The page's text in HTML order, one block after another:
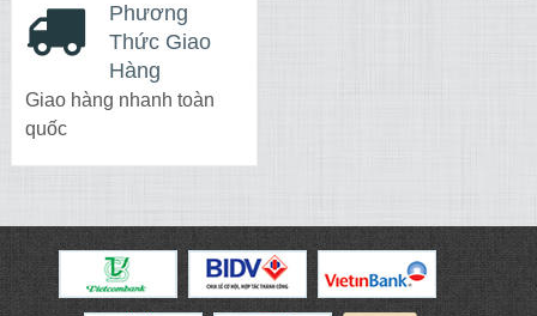
Phương
Thức Giao
Hàng
Giao hàng nhanh toàn
quốc